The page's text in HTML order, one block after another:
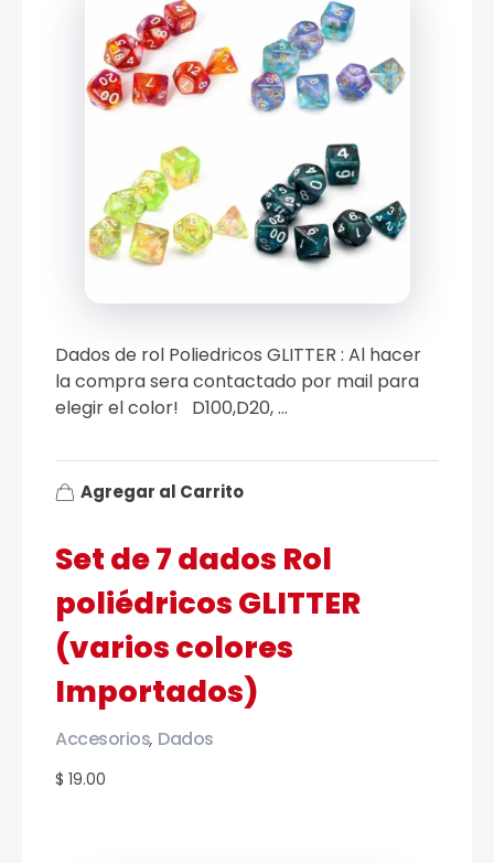
Set de 7 dados Rol
poliédricos GLITTER
(varios colores
Importados)
$ 19.00
Accesorios, Dados
Dados de rol Poliedricos GLITTER : Al hacer
la compra sera contactado por mail para
elegir el color! D100,D20, ...
Agregar al Carrito